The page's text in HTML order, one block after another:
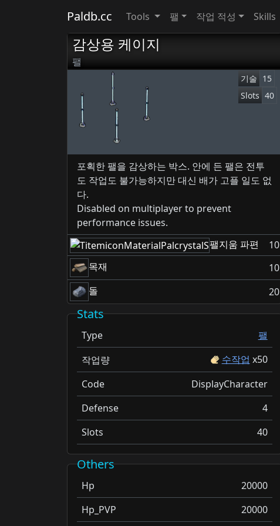
Paldb.cc Tools 팰 작업 적성 Skills
감상용 케이지
팰
기술 15
Slots 40
포획한 팰을 감상하는 박스. 안에 든 팰은 전투
도 작업도 불가능하지만 대신 배가 고플 일도 없
다.
Disabled on multiplayer to prevent
performance issues.
팰지움 파편
10
목재
10
돌
20
Stats
Type
팰
작업량
수작업 x50
Code
DisplayCharacter
Defense
4
Slots
40
Others
Hp
20000
Hp_PVP
20000